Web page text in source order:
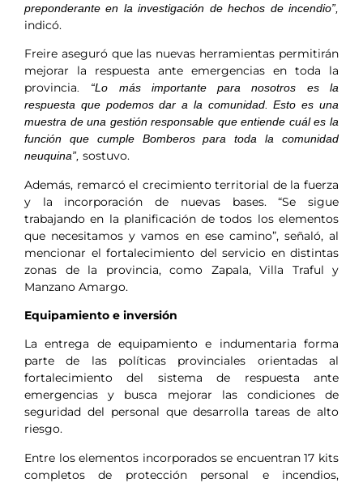
preponderante en la investigación de hechos de incendio”,
indicó.
Freire aseguró que las nuevas herramientas permitirán
mejorar la respuesta ante emergencias en toda la
provincia . “Lo más importante para nosotros es la
respuesta que podemos dar a la comunidad. Esto es una
muestra de una gestión responsable que entiende cuál es la
función que cumple Bomberos para toda la comunidad
neuquina”, sostuvo.
Además, remarcó el crecimiento territorial de la fuerza
y la incorporación de nuevas bases. “Se sigue
trabajando en la planificación de todos los elementos
que necesitamos y vamos en ese camino”, señaló, al
mencionar el fortalecimiento del servicio en distintas
zonas de la provincia, como Zapala, Villa Traful y
Manzano Amargo.
Equipamiento e inversión
La entrega de equipamiento e indumentaria forma
parte de las políticas provinciales orientadas al
fortalecimiento del sistema de respuesta ante
emergencias y busca mejorar las condiciones de
seguridad del personal que desarrolla tareas de alto
riesgo.
Entre los elementos incorporados se encuentran 17 kits
completos de protección personal e incendios,